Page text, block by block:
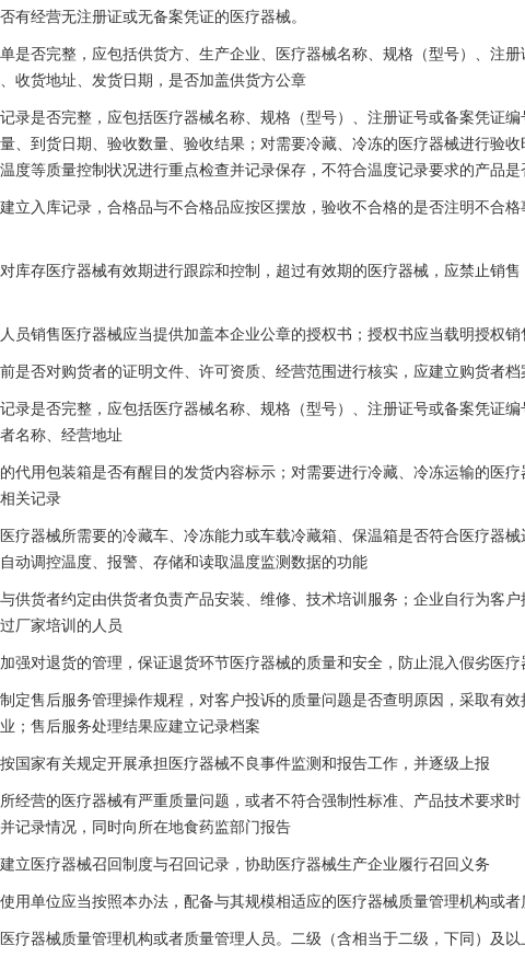
有经营无注册证或无备案凭证的医疗器械。
否完整，应包括供货方、生产企业、医疗器械名称、规格（型号）、注册
收货地址、发货日期，是否加盖供货方公章
是否完整，应包括医疗器械名称、规格（型号）、注册证号或备案凭证编
、到货日期、验收数量、验收结果；对需要冷藏、冷冻的医疗器械进行验
度等质量控制状况进行重点检查并记录保存，不符合温度记录要求的产品是
入库记录，合格品与不合格品应按区摆放，验收不合格的是否注明不合格
存医疗器械有效期进行跟踪和控制，超过有效期的医疗器械，应禁止销售
销售医疗器械应当提供加盖本企业公章的授权书；授权书应当载明授权销
否对购货者的证明文件、许可资质、经营范围进行核实，应建立购货者档
是否完整，应包括医疗器械名称、规格（型号）、注册证号或备案凭证编
名称、经营地址
用包装箱是否有醒目的发货内容标示；对需要进行冷藏、冷冻运输的医疗
关记录
器械所需要的冷藏车、冷冻能力或车载冷藏箱、保温箱是否符合医疗器械
动调控温度、报警、存储和读取温度监测数据的功能
货者约定由供货者负责产品安装、维修、技术培训服务；企业自行为客户
厂家培训的人员
对退货的管理，保证退货环节医疗器械的质量和安全，防止混入假劣医疗
售后服务管理操作规程，对客户投诉的质量问题是否查明原因，采取有效
；售后服务处理结果应建立记录档案
家有关规定开展承担医疗器械不良事件监测和报告工作，并逐级上报
营的医疗器械有严重质量问题，或者不符合强制性标准、产品技术要求时
记录情况，同时向所在地食药监部门报告
医疗器械召回制度与召回记录，协助医疗器械生产企业履行召回义务
单位应当按照本办法，配备与其规模相适应的医疗器械质量管理机构或者
器械质量管理机构或者质量管理人员。二级（含相当于二级，下同）及以